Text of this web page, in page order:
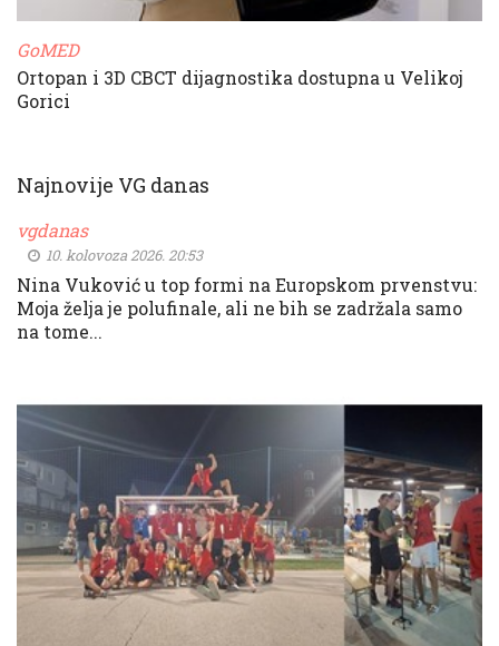
GoMED
Ortopan i 3D CBCT dijagnostika dostupna u Velikoj
Gorici
Najnovije VG danas
vgdanas
10. kolovoza 2026. 20:53
Nina Vuković u top formi na Europskom prvenstvu:
Moja želja je polufinale, ali ne bih se zadržala samo
na tome...